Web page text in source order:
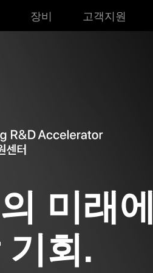
장비 고객지원
미래에
기회.